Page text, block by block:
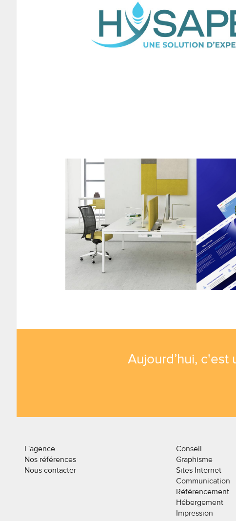
Aujourd’hui,
L'agence
Nos références
Nous contacter
Conseil
Graphisme
Sites Internet
Communication
Référencement
Hébergement
Impression